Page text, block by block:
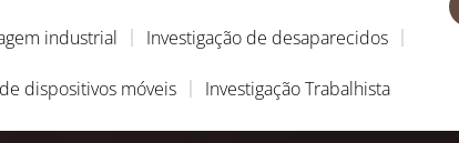
industrial Investigação de desaparecidos
dispositivos móveis Investigação Trabalhista